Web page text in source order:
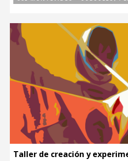
Taller de creación y